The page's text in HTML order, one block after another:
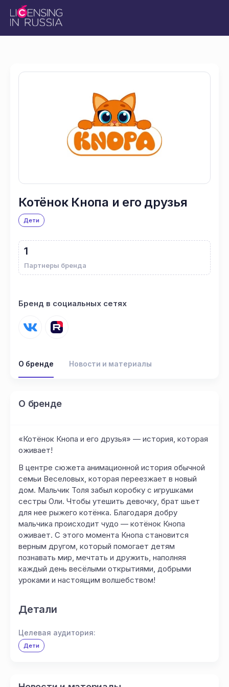
Котёнок Кнопа и его друзья
Дети
1
Партнеры бренда
Бренд в социальных сетях
О бренде Новости и материалы
О бренде
«Котёнок Кнопа и его друзья» — история, которая
оживает!
В центре сюжета анимационной история обычной
семьи Веселовых, которая переезжает в новый
дом. Мальчик Толя забыл коробку с игрушками
сестры Оли. Чтобы утешить девочку, брат шьет
для нее рыжего котёнка. Благодаря добру
мальчика происходит чудо — котёнок Кнопа
оживает. С этого момента Кнопа становится
верным другом, который помогает детям
познавать мир, мечтать и дружить, наполняя
каждый день весёлыми открытиями, добрыми
уроками и настоящим волшебством!
Детали
Целевая аудитория:
Дети